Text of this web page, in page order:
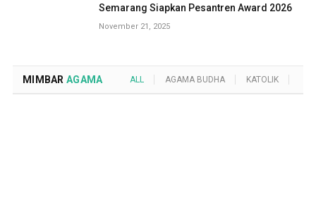
Semarang Siapkan Pesantren Award 2026
November 21, 2025
MIMBAR AGAMA ALL AGAMA BUDHA KATOLIK